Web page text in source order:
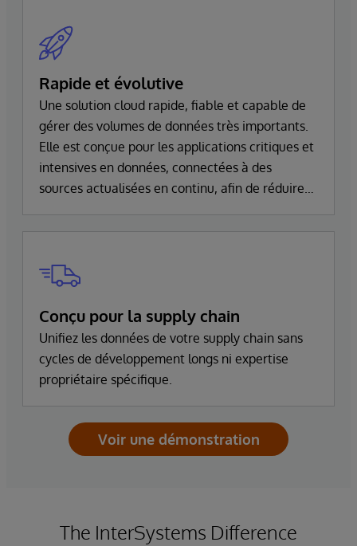
Rapide et évolutive
Une solution cloud rapide, fiable et capable de
gérer des volumes de données très importants.
Elle est conçue pour les applications critiques et
intensives en données, connectées à des
sources actualisées en continu, afin de réduire
Conçu pour la supply chain
Unifiez les données de votre supply chain sans
cycles de développement longs ni expertise
propriétaire spécifique.
Voir une démonstration
The InterSystems Difference